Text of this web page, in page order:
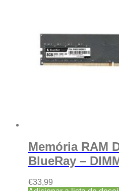
Memória RAM
BlueRay –
€33,99